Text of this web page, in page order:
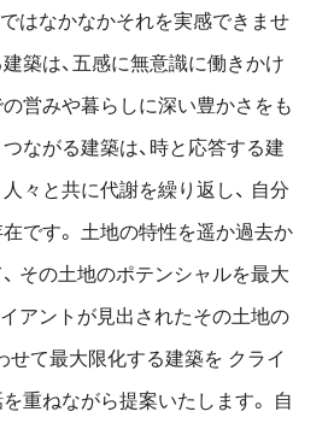
はなかなかそれを実感できませ
築は、五感に無意識に働きかけ
営みや暮らしに深い豊かさをも
ながる建築は、時と応答する建
々と共に代謝を繰り返し、 自分
です。 土地の特性を遥か過去か
その土地のポテンシャルを最大
アントが見出されたその土地の
せて最大限化する建築を クライ
重ねながら提案いたします。
自